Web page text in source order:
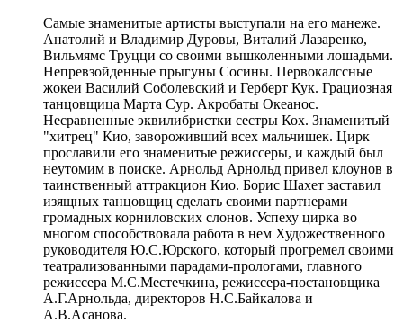
Самые знаменитые артисты выступали на его манеже.
Анатолий и Владимир Дуровы, Виталий Лазаренко,
Вильмямс Труцци со своими вышколенными лошадьми.
Непревзойденные прыгуны Сосины. Первокалссные
жокеи Василий Соболевский и Герберт Кук. Грациозная
танцовщица Марта Сур. Акробаты Океанос.
Несравненные эквилибристки сестры Кох. Знаменитый
"хитрец" Кио, завороживший всех мальчишек. Цирк
прославили его знаменитые режиссеры, и каждый был
неутомим в поиске. Арнольд Арнольд привел клоунов в
таинственный аттракцион Кио. Борис Шахет заставил
изящных танцовщиц сделать своими партнерами
громадных корниловских слонов. Успеху цирка во
многом способствовала работа в нем Художественного
руководителя Ю.С.Юрского, который прогремел своими
театрализованными парадами-прологами, главного
режиссера М.С.Местечкина, режиссера-постановщика
А.Г.Арнольда, директоров Н.С.Байкалова и
А.В.Асанова.